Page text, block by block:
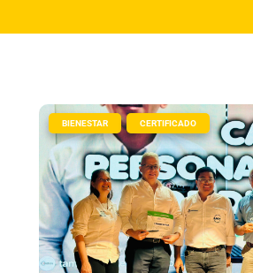
BIENESTAR CERTIFICADO